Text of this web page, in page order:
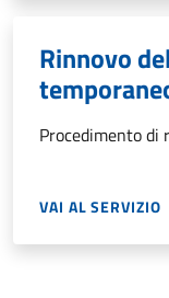
Rinnovo
Procedimento di
VAI AL SERVIZIO